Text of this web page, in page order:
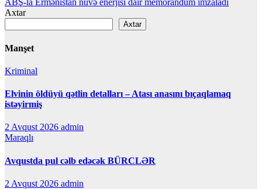
ABŞ-la Ermənistan nüvə enerjisi dair memorandum imzaladı
Axtar
Axtar
Manşet
Kriminal
Elvinin öldüyü qətlin detalları – Atası anasını bıçaqlamaq
istəyirmiş
2 Avqust 2026 admin
Maraqlı
Avqustda pul cəlb edəcək BÜRCLƏR
2 Avqust 2026 admin